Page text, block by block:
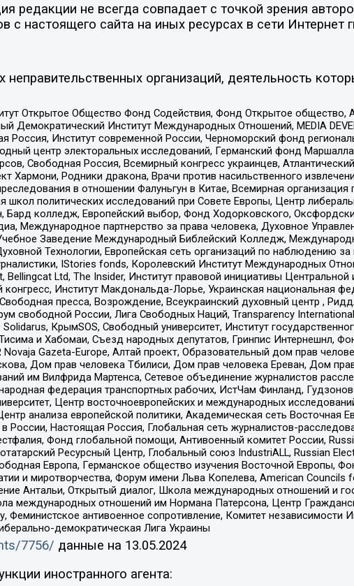
редакции не всегда совпадает с точкой зрения
с настоящего сайта на иных ресурсах в сети Интернет
организаций, деятельность
Открытое Общество Фонд Содействия, Фонд Открытое общество,
Институт Международных Отношений, MEDIA
Институт современной России, Черноморский фонд
центр электоральных исследований, Германский фонд
Свободная Россия, Всемирный конгресс украинцев,
Родники дракона, Врачи против насильственного
в отношении Фалуньгун в Китае, Всемирная
школ политических исследований при Совете Европы, Центр
Бард колледж, Европейский выбор, Фонд Ходорковского,
Международное партнерство за права человека, Духовное
Заведение Международный Библейский Колледж,
Технологии, Европейская сеть организаций по наблюдению
IStories fonds, Королевский Институт Международных
Ltd, The Insider, Институт правовой инициативы
конгресс, Институт Макдональда-Лорье, Украинская национальная
пресса, Возрождение, Всеукраинский духовный центр ,
свободной России, Лига Свободных Наций, Transparеncy
КрымSOS, Свободный университет, Институт
и Хабомаи, Съезд народных депутатов, Гринпис Интернешнл,
Gazeta-Europe, Алтай проект, Образовательный дом прав
Дом прав человека Тбилиси, Дом прав человека Ереван, Дом
им Вилфрида Мартенса, Сетевое объединение журналистов
федерация транспортных рабочих, ИстЧам Финланд,
Центр восточноевропейских и международных
анализа европейской политики, Академическая сеть Восточная
Настоящая Россия, Глобальная сеть журналистов-
Фонд глобальной помощи, Антивоенный комитет России,
Ресурсный Центр, Глобальный союз IndustriALL, Russian
Европа, Германское общество изучения Восточной Европы,
и миротворчества, Форум имени Льва Копелева, American Councils
Антальи, Открытый диалог, Школа международных отношений и
международных отношений им Нормана Патерсона, Центр
антивоенное сопротивление, Комитет независимости
демократическая Лига Украины
7756/ данные на 13.05.2024
иностранного агента: